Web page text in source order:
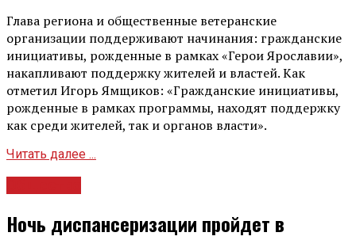
Глава региона и общественные ветеранские
организации поддерживают начинания: гражданские
инициативы, рожденные в рамках «Герои Ярославии»,
накапливают поддержку жителей и властей. Как
отметил Игорь Ямщиков: «Гражданские инициативы,
рожденные в рамках программы, находят поддержку
как среди жителей, так и органов власти».
Читать далее ...
Ночь диспансеризации пройдет в